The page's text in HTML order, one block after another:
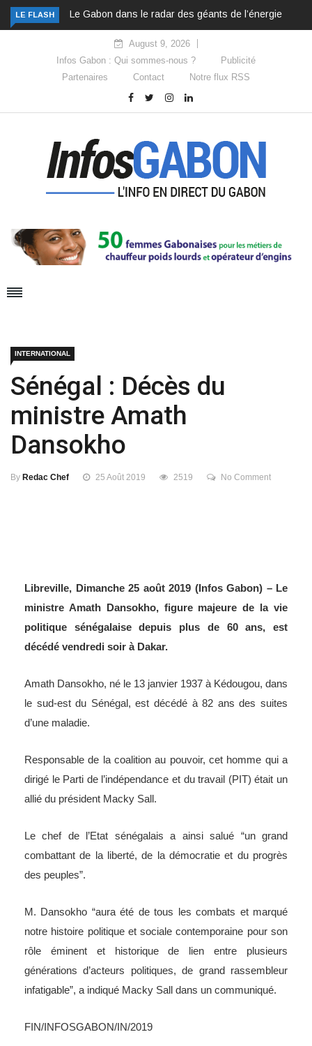
LE FLASH Le Gabon dans le radar des géants de l’énergie
August 9, 2026
Infos Gabon : Qui sommes-nous ?
Publicité
Partenaires
Contact Notre flux RSS
INTERNATIONAL
Sénégal : Décès du
ministre Amath
Dansokho
By Redac Chef 25 Août 2019 2519 No Comment
Libreville, Dimanche 25 août 2019 (Infos Gabon) – Le
ministre Amath Dansokho, figure majeure de la vie
politique sénégalaise depuis plus de 60 ans, est
décédé vendredi soir à Dakar.
Amath Dansokho, né le 13 janvier 1937 à Kédougou, dans
le sud-est du Sénégal, est décédé à 82 ans des suites
d’une maladie.
Responsable de la coalition au pouvoir, cet homme qui a
dirigé le Parti de l’indépendance et du travail (PIT) était un
allié du président Macky Sall.
Le chef de l’Etat sénégalais a ainsi salué “un grand
combattant de la liberté, de la démocratie et du progrès
des peuples”.
M. Dansokho “aura été de tous les combats et marqué
notre histoire politique et sociale contemporaine pour son
rôle éminent et historique de lien entre plusieurs
générations d’acteurs politiques, de grand rassembleur
infatigable”, a indiqué Macky Sall dans un communiqué.
FIN/INFOSGABON/IN/2019